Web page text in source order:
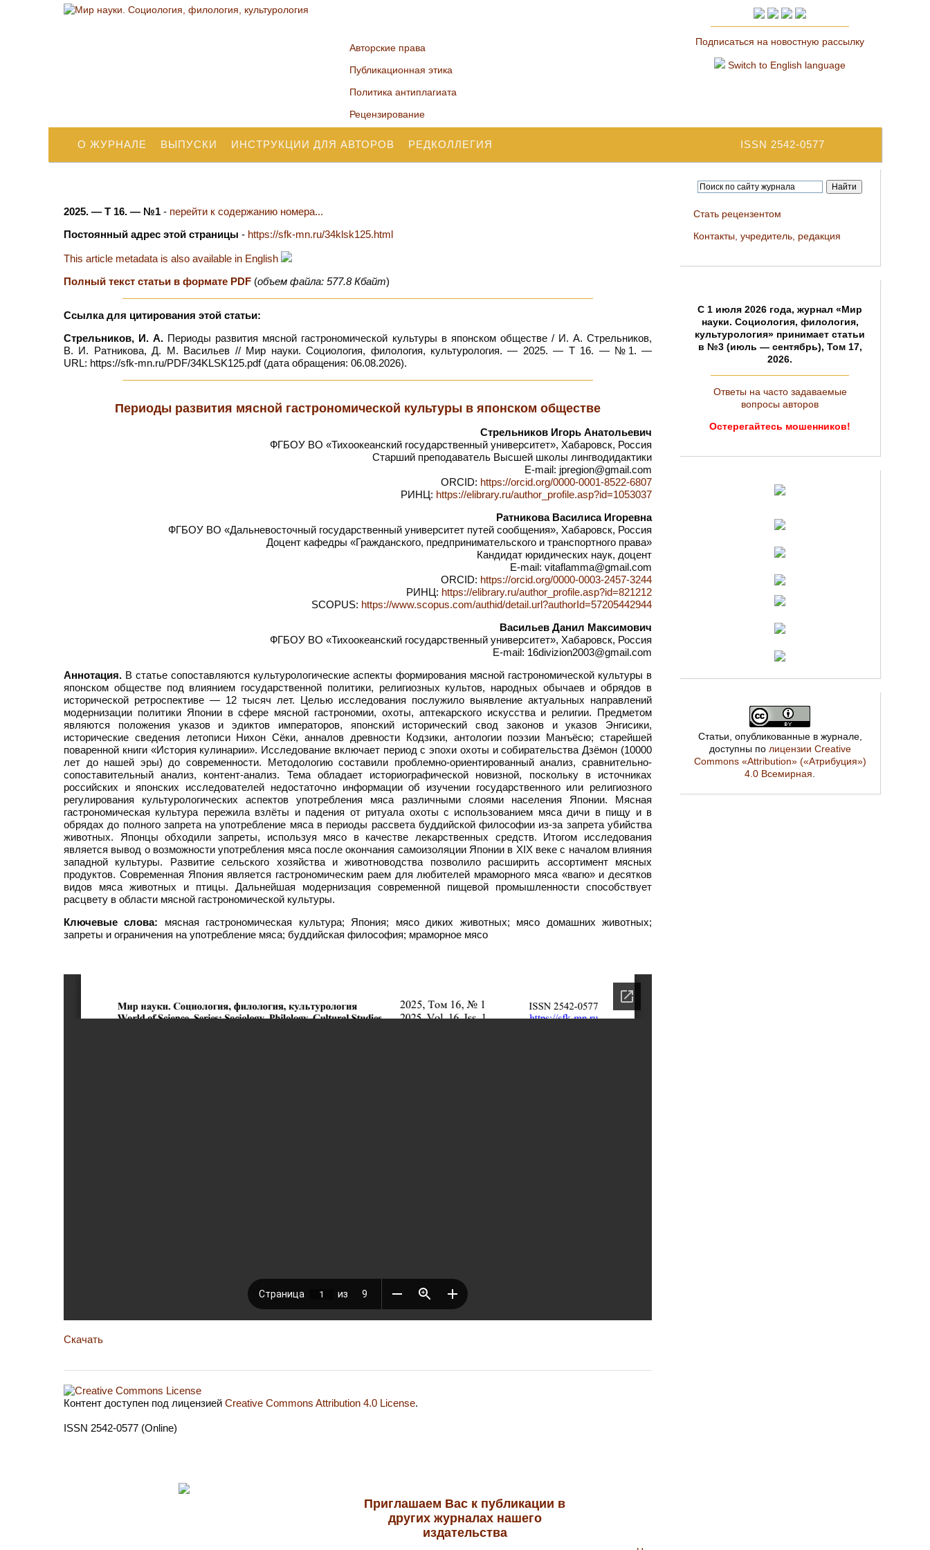
Авторские права
Публикационная этика
Политика антиплагиата
Рецензирование
Подписаться на новостную рассылку
Switch to English language
ISSN 2542-0577
О ЖУРНАЛЕ ВЫПУСКИ ИНСТРУКЦИИ ДЛЯ АВТОРОВ РЕДКОЛЛЕГИЯ
2025. — Т 16. — №1 - перейти к содержанию номера...
Постоянный адрес этой страницы - https://sfk-mn.ru/34klsk125.html
This article metadata is also available in English
Полный текст статьи в формате PDF (объем файла: 577.8 Кбайт)
Ссылка для цитирования этой статьи:
Стрельников, И. А. Периоды развития мясной гастрономической культуры в японском обществе / И. А. Стрельников,
В. И. Ратникова, Д. М. Васильев // Мир науки. Социология, филология, культурология. — 2025. — Т 16. — №1. —
URL: https://sfk-mn.ru/PDF/34KLSK125.pdf (дата обращения: 06.08.2026).
Периоды развития мясной гастрономической культуры в японском обществе
Стрельников Игорь Анатольевич
ФГБОУ ВО «Тихоокеанский государственный университет», Хабаровск, Россия
Старший преподаватель Высшей школы лингводидактики
E-mail: jpregion@gmail.com
ORCID: https://orcid.org/0000-0001-8522-6807
РИНЦ: https://elibrary.ru/author_profile.asp?id=1053037
Ратникова Василиса Игоревна
ФГБОУ ВО «Дальневосточный государственный университет путей сообщения», Хабаровск, Россия
Доцент кафедры «Гражданского, предпринимательского и транспортного права»
Кандидат юридических наук, доцент
E-mail: vitaflamma@gmail.com
ORCID: https://orcid.org/0000-0003-2457-3244
РИНЦ: https://elibrary.ru/author_profile.asp?id=821212
SCOPUS: https://www.scopus.com/authid/detail.url?authorId=57205442944
Васильев Данил Максимович
ФГБОУ ВО «Тихоокеанский государственный университет», Хабаровск, Россия
E-mail: 16divizion2003@gmail.com
Аннотация. В статье сопоставляются культурологические аспекты формирования мясной гастрономической культуры в
японском обществе под влиянием государственной политики, религиозных культов, народных обычаев и обрядов в
исторической ретроспективе — 12 тысяч лет. Целью исследования послужило выявление актуальных направлений
модернизации политики Японии в сфере мясной гастрономии, охоты, аптекарского искусства и религии. Предметом
являются положения указов и эдиктов императоров, японский исторический свод законов и указов Энгисики,
исторические сведения летописи Нихон Сёки, анналов древности Кодзики, антологии поэзии Манъёсю; старейшей
поваренной книги «История кулинарии». Исследование включает период с эпохи охоты и собирательства Дзёмон (10000
лет до нашей эры) до современности. Методологию составили проблемно-ориентированный анализ, сравнительно-
сопоставительный анализ, контент-анализ. Тема обладает историографической новизной, поскольку в источниках
российских и японских исследователей недостаточно информации об изучении государственного или религиозного
регулирования культурологических аспектов употребления мяса различными слоями населения Японии. Мясная
гастрономическая культура пережила взлёты и падения от ритуала охоты с использованием мяса дичи в пищу и в
обрядах до полного запрета на употребление мяса в периоды рассвета буддийской философии из-за запрета убийства
животных. Японцы обходили запреты, используя мясо в качестве лекарственных средств. Итогом исследования
является вывод о возможности употребления мяса после окончания самоизоляции Японии в XIX веке с началом влияния
западной культуры. Развитие сельского хозяйства и животноводства позволило расширить ассортимент мясных
продуктов. Современная Япония является гастрономическим раем для любителей мраморного мяса «вагю» и десятков
видов мяса животных и птицы. Дальнейшая модернизация современной пищевой промышленности способствует
расцвету в области мясной гастрономической культуры.
Ключевые слова: мясная гастрономическая культура; Япония; мясо диких животных; мясо домашних животных;
запреты и ограничения на употребление мяса; буддийская философия; мраморное мясо
Скачать
Контент доступен под лицензией Creative Commons Attribution 4.0 License.
ISSN 2542-0577 (Online)
Стать рецензентом
Контакты, учредитель, редакция
C 1 июля 2026 года, журнал «Мир
науки. Социология, филология,
культурология» принимает статьи
в №3 (июль — сентябрь), Том 17,
2026.
Ответы на часто задаваемые
вопросы авторов
Остерегайтесь мошенников!
Статьи, опубликованные в журнале,
доступны по лицензии Creative
Commons «Attribution» («Атрибуция»)
4.0 Всемирная
Приглашаем Вас к публикации в
других журналах нашего
издательства